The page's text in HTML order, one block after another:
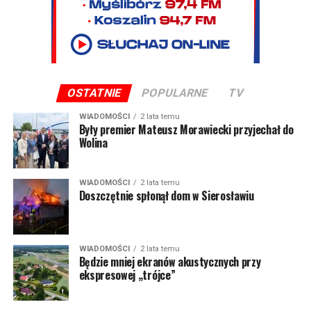
OSTATNIE POPULARNE TV
WIADOMOŚCI 2 lata temu
Były premier Mateusz Morawiecki przyjechał do
Wolina
WIADOMOŚCI 2 lata temu
Doszczętnie spłonął dom w Sierosławiu
WIADOMOŚCI 2 lata temu
Będzie mniej ekranów akustycznych przy
ekspresowej „trójce”